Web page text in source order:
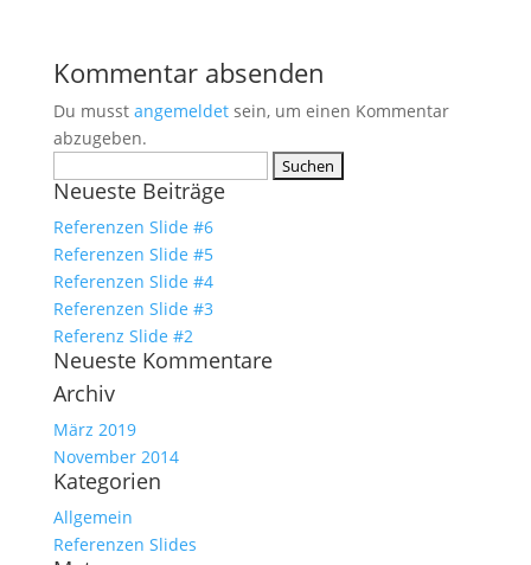
Kommentar absenden
Du musst angemeldetsein, um einen Kommentar
abzugeben.
nach:
Neueste Beiträge
Referenzen Slide #6
Referenzen Slide #5
Referenzen Slide #4
Referenzen Slide #3
Referenz Slide #2
Neueste Kommentare
Archiv
März 2019
November 2014
Kategorien
Allgemein
Referenzen Slides